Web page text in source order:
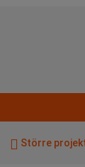
Större